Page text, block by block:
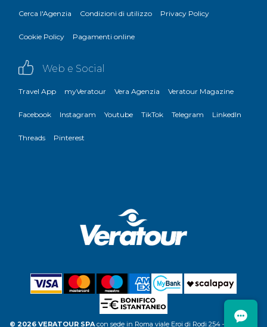
Cerca l'Agenzia Condizioni di utilizzo Privacy Policy
Cookie Policy Pagamenti online
Web e Social
Travel App myVeratour Vera Agenzia Veratour Magazine
Facebook Instagram Youtube TikTok Telegram LinkedIn
Threads Pinterest
© 2026 VERATOUR SPA con sede in Roma viale Eroi di Rodi 254 – C.F. P.IVA